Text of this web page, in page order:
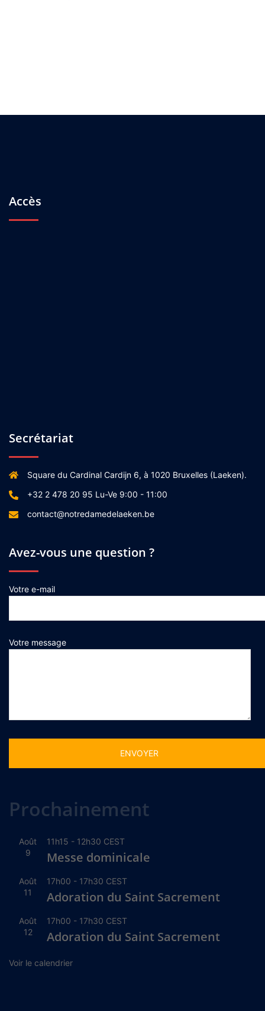
Accès
Secrétariat
Square du Cardinal Cardijn 6, à 1020 Bruxelles (Laeken).
+32 2 478 20 95 Lu-Ve 9:00 - 11:00
contact@notredamedelaeken.be
Avez-vous une question ?
Votre e-mail
Votre message
Prochainement
Août
9
11h15 - 12h30 CEST
Messe dominicale
Août
11
17h00 - 17h30 CEST
Adoration du Saint Sacrement
Août
12
17h00 - 17h30 CEST
Adoration du Saint Sacrement
Voir le calendrier